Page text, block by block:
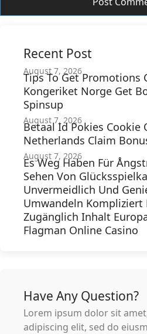
Recent Post
August 7, 2026
Tips To Get Promotions
Kongeriket Norge Get
Spinsup
August 7, 2026
Betaal Id Pokies Cookie
Netherlands Claim
August 7, 2026
Es Weg Haben Für
Sehen Von
Unvermeidlich Und
Umwandeln Kompliziert
Zugänglich Inhalt
Flagman Online Casino
Have Any Question?
Lorem ipsum dolor sit
adipiscing elit, sed do